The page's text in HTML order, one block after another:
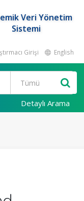
Veri Yönetim
Sistemi
Girişi English
Detaylı Arama